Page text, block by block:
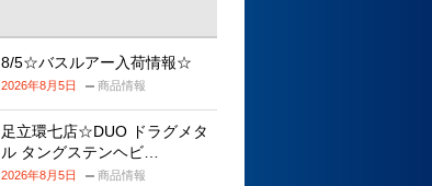
8/5☆バスルアー入荷情報☆
2026年8月5日 商品情報
足立環七店☆DUO ドラグメタ
ル タングステンヘビ…
2026年8月5日 商品情報